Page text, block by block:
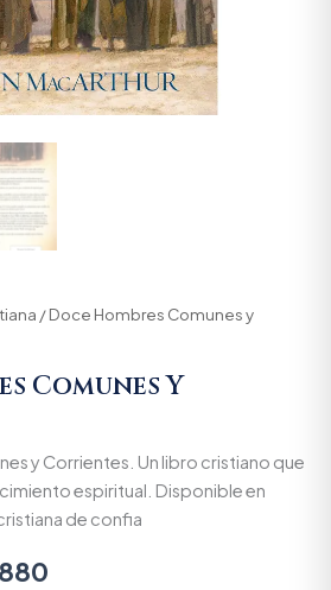
/ Doce Hombres Comunes y
Comunes Y
y Corrientes. Un libro cristiano que
espiritual. Disponible en
de confia